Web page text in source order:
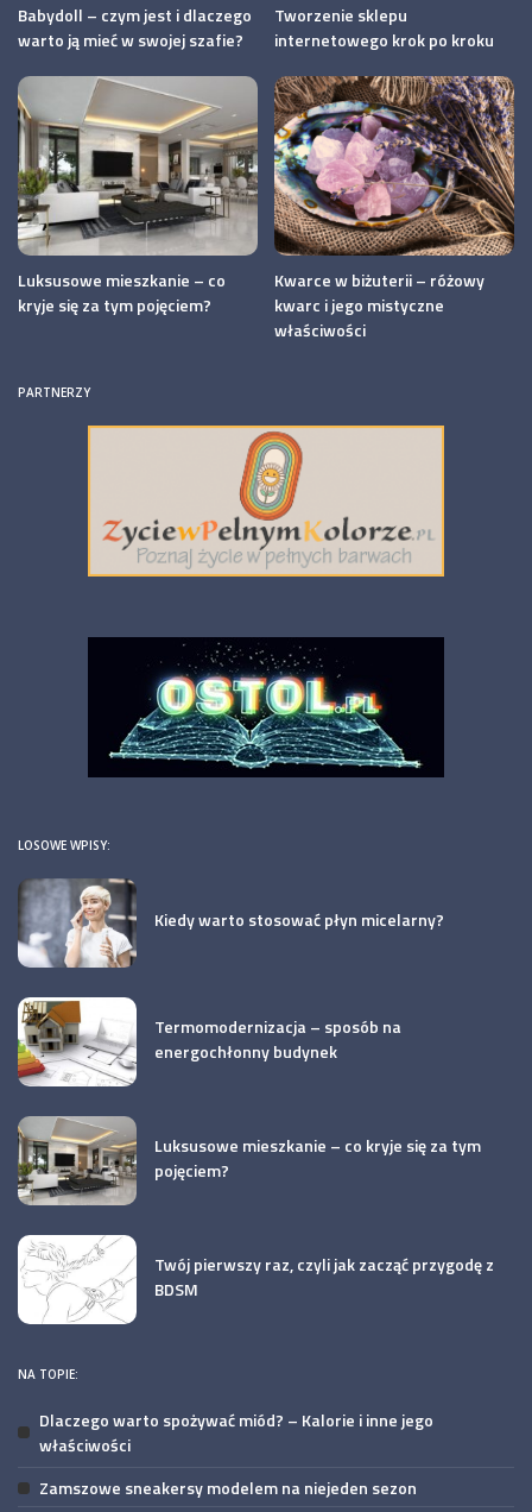
Babydoll – czym jest i dlaczego
warto ją mieć w swojej szafie?
Tworzenie sklepu
internetowego krok po kroku
Luksusowe mieszkanie – co
kryje się za tym pojęciem?
Kwarce w biżuterii – różowy
kwarc i jego mistyczne
właściwości
PARTNERZY
LOSOWE WPISY:
Kiedy warto stosować płyn micelarny?
Termomodernizacja – sposób na
energochłonny budynek
Luksusowe mieszkanie – co kryje się za tym
pojęciem?
Twój pierwszy raz, czyli jak zacząć przygodę z
BDSM
NA TOPIE:
Dlaczego warto spożywać miód? – Kalorie i inne jego
właściwości
Zamszowe sneakersy modelem na niejeden sezon